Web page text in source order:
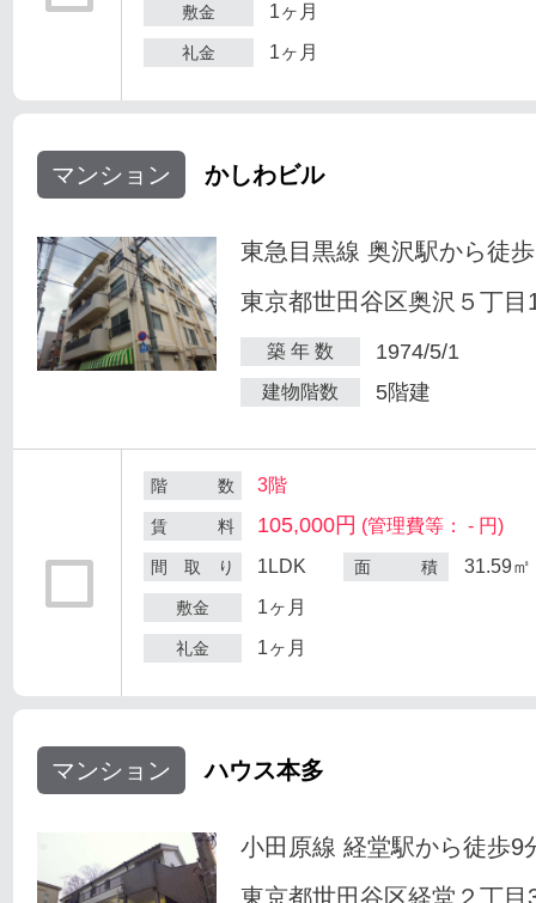
敷金 1ヶ月
礼金 1ヶ月
マンション かしわビル
東急目黒線 奥沢駅から徒
東京都世田谷区奥沢５丁目
築 年 数 1974/5/1
建物階数 5階建
階 数 3階
賃 料 105,000円 (管理費等： - 円)
間 取 り 1LDK 面 積 31.59㎡
敷金 1ヶ月
礼金 1ヶ月
マンション ハウス本多
小田原線 経堂駅から徒歩9
東京都世田谷区経堂２丁目